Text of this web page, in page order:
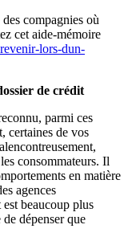
compagnies où
cet aide-mémoire
lors-dun-
de crédit
parmi ces
certaines de vos
consommateurs. Il
en matière
agences
beaucoup plus
dépenser que